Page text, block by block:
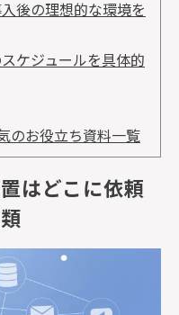
後の理想的な環境を
ケジュールを具体的
のお役立ち資料一覧
はどこに依頼